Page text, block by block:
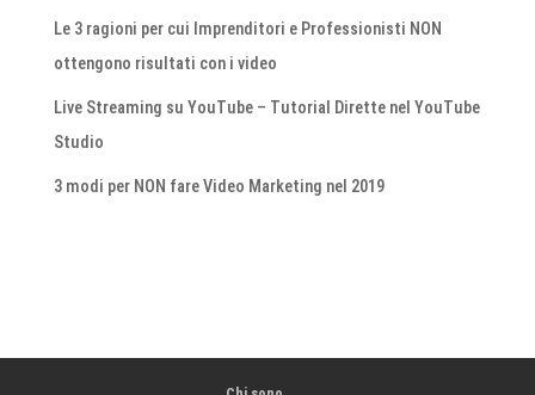
Le 3 ragioni per cui Imprenditori e Professionisti NON
ottengono risultati con i video
Live Streaming su YouTube – Tutorial Dirette nel YouTube
Studio
3 modi per NON fare Video Marketing nel 2019